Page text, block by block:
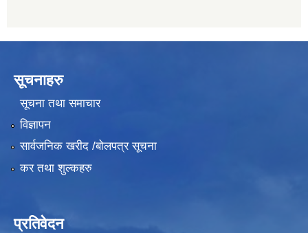
सूचनाहरु
सूचना तथा समाचार
विज्ञापन
सार्वजनिक खरीद /बोलपत्र सूचना
कर तथा शुल्कहरु
प्रतिवेदन